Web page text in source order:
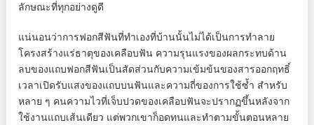
ลักษณะที่ทุกอย่างดูดี
แน่นอนว่าการฟอกสีฟันที่ทำเองที่บ้านนั้นไม่ได้เป็นการทำลาย
โครงสร้างแร่ธาตุของเคลือบฟัน ความรุนแรงของผลกระทบด้าน
ลบของแถบฟอกสีฟันเป็นสัดส่วนกับความเข้มข้นของสารออกฤทธิ์
เวลาเปิดรับแสงของแถบบนฟันและความถี่ของการใช้ซ้ำ สำหรับ
หลาย ๆ คนความไวที่เจ็บปวดของเคลือบฟันจะปรากฏขึ้นหลังจาก
ใช้งานแถบเส้นเดียว แต่พวกเขาก็อดทนและทำตามขั้นตอนหลาย